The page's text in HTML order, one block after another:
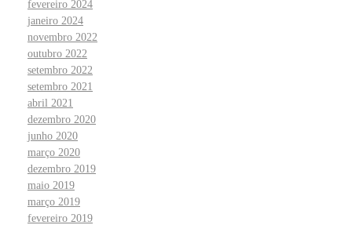
fevereiro 2024
janeiro 2024
novembro 2022
outubro 2022
setembro 2022
setembro 2021
abril 2021
dezembro 2020
junho 2020
março 2020
dezembro 2019
maio 2019
março 2019
fevereiro 2019